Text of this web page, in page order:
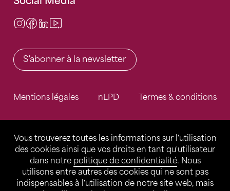
Vous trouverez toutes les informations sur l'utilisation
des cookies ainsi que vos droits en tant qu'utilisateur
dans notre politique de confidentialité. Nous
utilisons entre autres des cookies qui ne sont pas
indispensables à l'utilisation de notre site web, mais
Instagram
Facebook
LinkedIn
S'abonner à la newsletter
Mentions légales nLPD Termes & conditions